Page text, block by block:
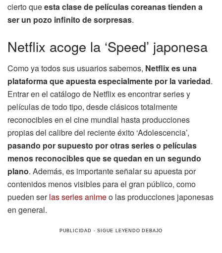
cierto queesta clase de películas coreanas tienden a
ser un pozo infinito de sorpresas.
Netflix acoge la ‘Speed’ japonesa
Como ya todos sus usuarios sabemos, Netflix es una
plataforma que apuesta especialmente por la variedad.
Entrar en el catálogo de Netflix es encontrar series y
películas de todo tipo, desde clásicos totalmente
reconocibles en el cine mundial hasta producciones
propias del calibre del reciente éxito ‘Adolescencia’,
pasando por supuesto por otras series o películas
menos reconocibles que se quedan en un segundo
plano. Además, es importante señalar su apuesta por
contenidos menos visibles para el gran público, como
pueden serlas series animeo las producciones japonesas
en general.